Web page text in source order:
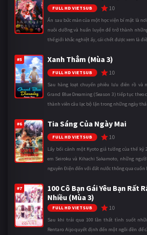
FULL HD VIETSUB 10
Ẩn sau bức màn của một học viện bí mật là
nuôi dưỡng và huấn luyện để trở thành
thế giới khắc nghiệt ấy, cái chết được xem là
#5 Xanh Thẳm (Mùa 3)
FULL HD VIETSUB 10
Sau hàng loạt chuyến phiêu lưu điên rồ và
Grand Blue Dreaming (Season 3) tiếp tục theo
thành viên câu lạc bộ lặn trong những ngày
#6 Tia Sáng Của Ngày Mai
FULL HD VIETSUB 10
Lấy bối cảnh một Kyoto giả tưởng của thế kỷ
em Seiroku và Kihachi Sakamoto, những
nguyên Điện đến với đất nước thông qua cuốn
#7
100 Cô Bạn Gái Yêu Bạn Rất
Nhiều (Mùa 3)
FULL HD VIETSUB 10
Sau khi trải qua 100 lần thất tình suốt
Rentaro Aijo quyết định đến một ngôi đền để